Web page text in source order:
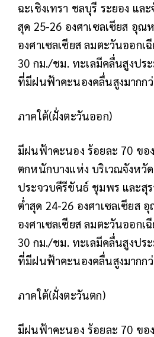
ฉะเชิงเทรา ชลบุรี ระยอง แ
สุด 25-26 องศาเซลเซียส อุณ
องศาเซลเซียส ลมตะวันออกเ
30 กม./ชม. ทะเลมีคลื่นสูงปร
ที่มีฝนฟ้าคะนองคลื่นสูงมากกว่
ภาคใต้(ฝั่งตะวันออก)
มีฝนฟ้าคะนอง ร้อยละ 70 ข
ตกหนักบางแห่ง บริเวณจังหวั
ประจวบคีรีขันธ์ ชุมพร และสุ
ต่ำสุด 24-26 องศาเซลเซียส
องศาเซลเซียส ลมตะวันออกเ
30 กม./ชม. ทะเลมีคลื่นสูงปร
ที่มีฝนฟ้าคะนองคลื่นสูงมากกว่
ภาคใต้(ฝั่งตะวันตก)
มีฝนฟ้าคะนอง ร้อยละ 70 ข